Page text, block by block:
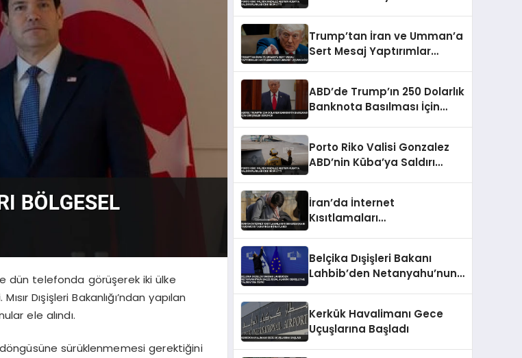
ile dün telefonda görüşerek iki ülke
Dışişleri Bakanlığı’ndan yapılan
ele alındı.
sürüklenmemesi gerektiğini
Trump’tan İran ve Umman’a
Sert Mesaj Yaptırımlar
ABD’de Trump’ın 250 Dolarlık
Banknota Basılması İçin
Porto Riko Valisi Gonzalez
ABD’nin Küba’ya Saldırı
İran’da İnternet
Kısıtlamaları
Belçika Dışişleri Bakanı
Lahbib’den Netanyahu’nun
Tepki
Kerkük Havalimanı Gece
Uçuşlarına Başladı